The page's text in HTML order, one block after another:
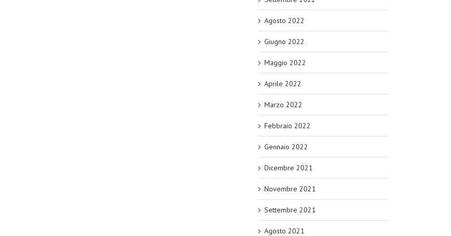
Agosto 2022
Giugno 2022
Maggio 2022
Aprile 2022
Marzo 2022
Febbraio 2022
Gennaio 2022
Dicembre 2021
Novembre 2021
Settembre 2021
Agosto 2021